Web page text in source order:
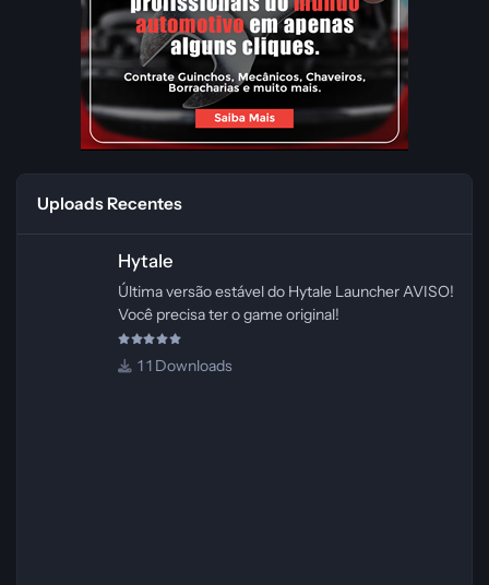
Uploads Recentes
Hytale
Última versão estável do Hytale Launcher AVISO!
Você precisa ter o game original!
1 Downloads